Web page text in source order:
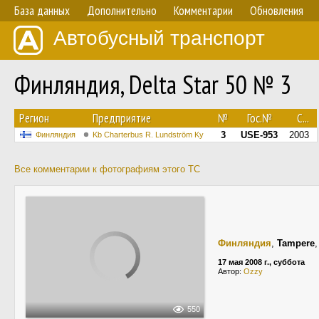
База данных Дополнительно Комментарии Обновления
Автобусный транспорт
Финляндия, Delta Star 50 № 3
Регион Предприятие № Гос.№ С...
Финляндия Kb Charterbus R. Lundström Ky 3 USE-953 2003
Все комментарии к фотографиям этого ТС
550
Финляндия, Tampere,
17 мая 2008 г., суббота
Автор: Ozzy